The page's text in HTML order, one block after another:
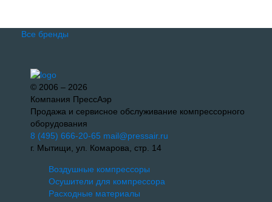
Все бренды
© 2006 – 2026
Компания ПрессАэр
Продажа и сервисное обслуживание компрессорного
оборудования
8 (495) 666-20-65 mail@pressair.ru
г. Мытищи, ул. Комарова, стр. 14
Воздушные компрессоры
Осушители для компрессора
Расходные материалы